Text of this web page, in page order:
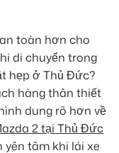
toàn hơn cho
di chuyển trong
hẹp ở Thủ Đức?
hàng thân thiết
dung rõ hơn về
2 tại Thủ Đức
yên tâm khi lái xe